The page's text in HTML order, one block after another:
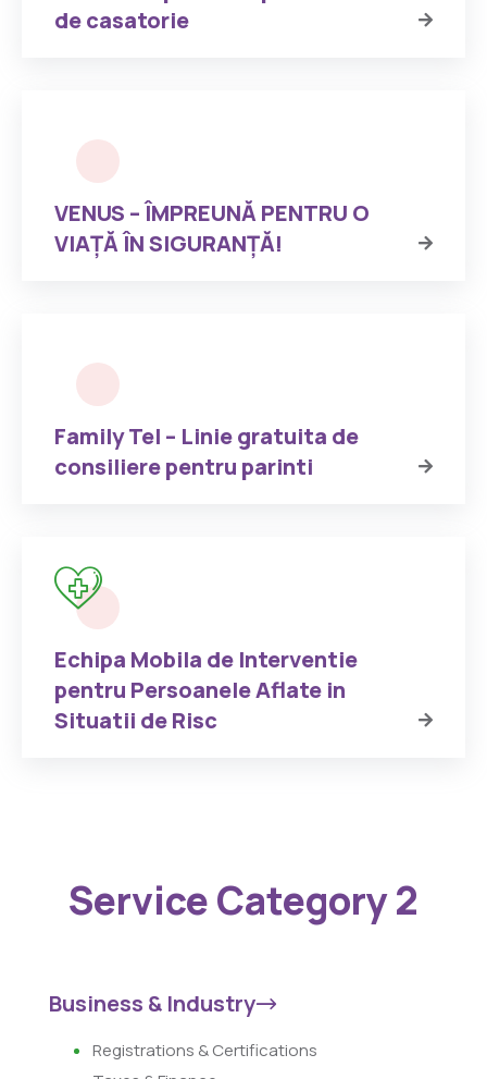
de casatorie
VENUS – ÎMPREUNĂ PENTRU O
VIAȚĂ ÎN SIGURANȚĂ!
Family Tel – Linie gratuita de
consiliere pentru parinti
Echipa Mobila de Interventie
pentru Persoanele Aflate in
Situatii de Risc
Service Category 2
Business & Industry
Registrations & Certifications